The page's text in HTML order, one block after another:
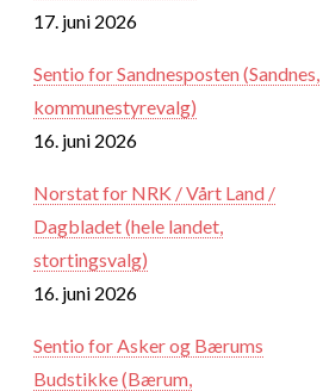
17. juni 2026
Sentio for Sandnesposten (Sandnes,
kommunestyrevalg)
16. juni 2026
Norstat for NRK / Vårt Land /
Dagbladet (hele landet,
stortingsvalg)
16. juni 2026
Sentio for Asker og Bærums
Budstikke (Bærum,